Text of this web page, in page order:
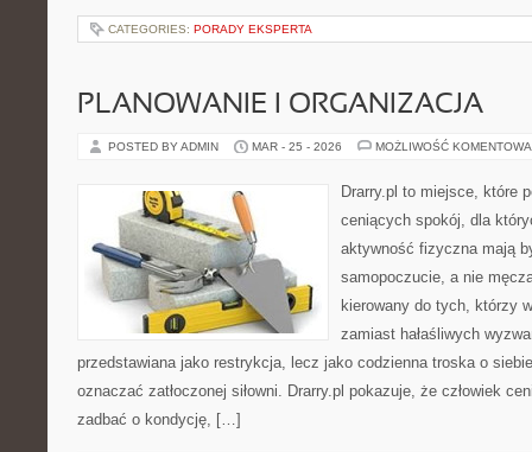
CATEGORIES: PORADY EKSPERTA
PLANOWANIE I ORGANIZACJA
POSTED BY ADMIN MAR - 25 - 2026 MOŻLIWOŚĆ
Drarry.pl to miejsce, które
ceniących spokój, dla
aktywność fizyczna mają
samopoczucie, a nie
kierowany do tych, którzy
zamiast hałaśliwych
przedstawiana jako restrykcja, lecz jako codzienna troska o
oznaczać zatłoczonej siłowni. Drarry.pl pokazuje, że człowiek
zadbać o kondycję, […]